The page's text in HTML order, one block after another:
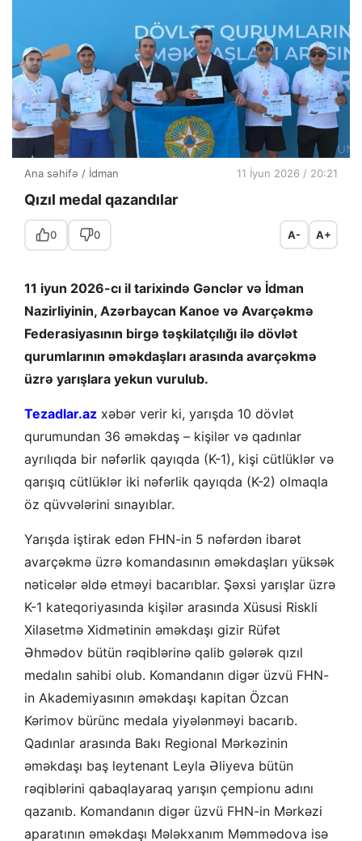
Ana səhifə / İdman 11 İyun 2026 / 20:21
Qızıl medal qazandılar
0 0 A- A+
11 iyun 2026-cı il tarixində Gənclər və İdman
Nazirliyinin, Azərbaycan Kanoe və Avarçəkmə
Federasiyasının birgə təşkilatçılığı ilə dövlət
qurumlarının əməkdaşları arasında avarçəkmə
üzrə yarışlara yekun vurulub.
Tezadlar.az xəbər verir ki, yarışda 10 dövlət
qurumundan 36 əməkdaş – kişilər və qadınlar
ayrılıqda bir nəfərlik qayıqda (K-1), kişi cütlüklər və
qarışıq cütlüklər iki nəfərlik qayıqda (K-2) olmaqla
öz qüvvələrini sınayıblar.
Yarışda iştirak edən FHN-in 5 nəfərdən ibarət
avarçəkmə üzrə komandasının əməkdaşları yüksək
nəticələr əldə etməyi bacarıblar. Şəxsi yarışlar üzrə
K-1 kateqoriyasında kişilər arasında Xüsusi Riskli
Xilasetmə Xidmətinin əməkdaşı gizir Rüfət
Əhmədov bütün rəqiblərinə qalib gələrək qızıl
medalın sahibi olub. Komandanın digər üzvü FHN-
in Akademiyasının əməkdaşı kapitan Özcan
Kərimov bürünc medala yiyələnməyi bacarıb.
Qadınlar arasında Bakı Regional Mərkəzinin
əməkdaşı baş leytenant Leyla Əliyeva bütün
rəqiblərini qabaqlayaraq yarışın çempionu adını
qazanıb. Komandanın digər üzvü FHN-in Mərkəzi
aparatının əməkdaşı Mələkxanım Məmmədova isə